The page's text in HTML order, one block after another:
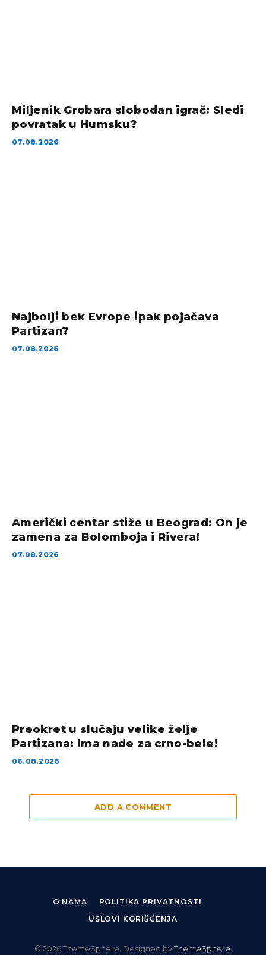
Miljenik Grobara slobodan igrač: Sledi
povratak u Humsku?
07.08.2026
Najbolji bek Evrope ipak pojačava
Partizan?
07.08.2026
Američki centar stiže u Beograd: On je
zamena za Bolomboja i Rivera!
07.08.2026
Preokret u slučaju velike želje
Partizana: Ima nade za crno-bele!
06.08.2026
ADD A COMMENT
O NAMA
POLITIKA PRIVATNOSTI
USLOVI KORIŠĆENJA
© 2026 ThemeSphere. Designed byThemeSphere